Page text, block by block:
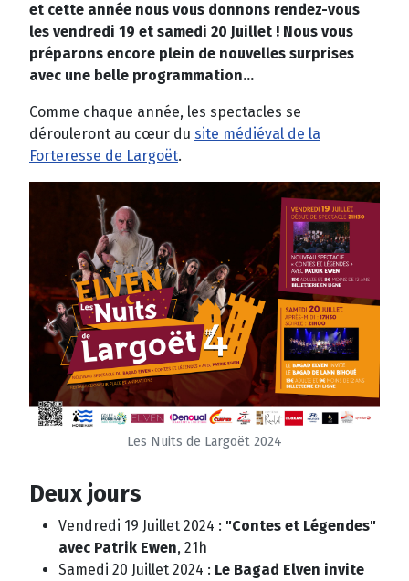
et cette année nous vous donnons rendez-vous
les vendredi 19 et samedi 20 Juillet ! Nous vous
préparons encore plein de nouvelles surprises
avec une belle programmation...
Comme chaque année, les spectacles se
dérouleront au cœur du site médiéval de la
Forteresse de Largoët.
Les Nuits de Largoët 2024
Deux jours
Vendredi 19 Juillet 2024 : "Contes et Légendes"
avec Patrik Ewen, 21h
Samedi 20 Juillet 2024 : Le Bagad Elven invite